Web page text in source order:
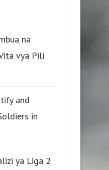
na
vya Pili
and
in
ya Liga 2